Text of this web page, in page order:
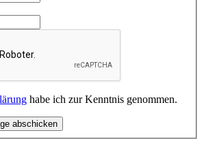
habe ich zur Kenntnis genommen.
abschicken